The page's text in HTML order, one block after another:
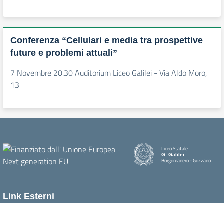
Conferenza “Cellulari e media tra prospettive
future e problemi attuali”
7 Novembre 20.30 Auditorium Liceo Galilei - Via Aldo Moro,
13
Liceo Statale
G. Galilei
Borgomanero - Gozzano
Link Esterni